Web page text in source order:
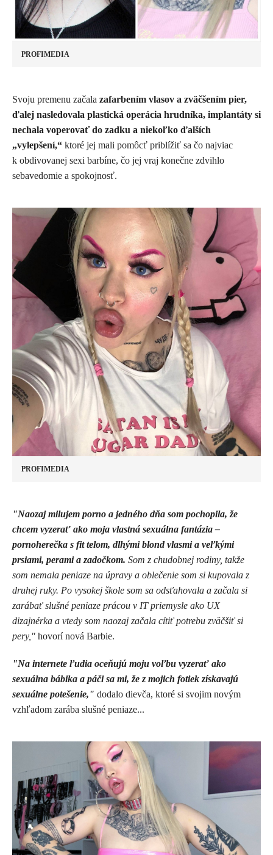
PROFIMEDIA
Svoju premenu začala zafarbením vlasov a zväčšením pier,
ďalej nasledovala plastická operácia hrudníka, implantáty si
nechala voperovať do zadku a niekoľko ďalších
„vylepšení,“ ktoré jej mali pomôcť priblížiť sa čo najviac
k obdivovanej sexi barbíne, čo jej vraj konečne zdvihlo
sebavedomie a spokojnosť.
PROFIMEDIA
"Naozaj milujem porno a jedného dňa som pochopila, že
chcem vyzerať ako moja vlastná sexuálna fantázia –
pornoherečka s fit telom, dlhými blond vlasmi a veľkými
prsiami, perami a zadočkom. Som z chudobnej rodiny, takže
som nemala peniaze na úpravy a oblečenie som si kupovala z
druhej ruky. Po vysokej škole som sa odsťahovala a začala si
zarábať slušné peniaze prácou v IT priemysle ako UX
dizajnérka a vtedy som naozaj začala cítiť potrebu zväčšiť si
pery," hovorí nová Barbie.
"Na internete ľudia oceňujú moju voľbu vyzerať ako
sexuálna bábika a páči sa mi, že z mojich fotiek získavajú
sexuálne potešenie," dodalo dievča, ktoré si svojim novým
vzhľadom zarába slušné peniaze...